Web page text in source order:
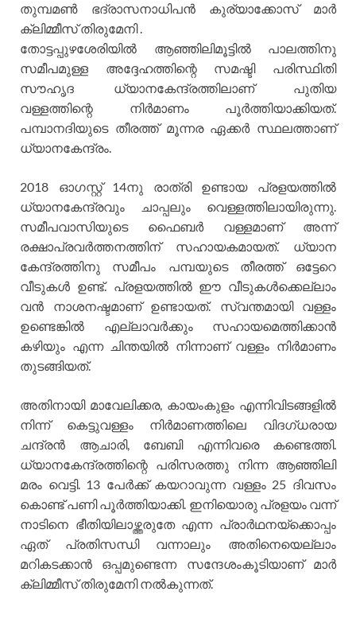
തുമ്പമൺ ഭദ്രാസനാധിപൻ കുര്യാക്കോസ് മാർ
ക്ലിമ്മീസ് തിരുമേനി .
തോട്ടപ്പുഴശേരിയിൽ ആഞ്ഞിലിമൂട്ടിൽ പാലത്തിനു
സമീപമുള്ള അദ്ദേഹത്തിന്റെ സമഷ്ടി പരിസ്ഥിതി
സൗഹൃദ ധ്യാനകേന്ദ്രത്തിലാണ് പുതിയ
വള്ളത്തിന്റെ നിർമാണം പൂർത്തിയാക്കിയത്.
പമ്പാനദിയുടെ തീരത്ത് മൂന്നര ഏക്കർ സ്ഥലത്താണ്
ധ്യാനകേന്ദ്രം.
2018 ഓഗസ്റ്റ് 14നു രാത്രി ഉണ്ടായ പ്രളയത്തിൽ
ധ്യാനകേന്ദ്രവും ചാപ്പലും വെള്ളത്തിലായിരുന്നു.
സമീപവാസിയുടെ ഫൈബർ വള്ളമാണ് അന്ന്
രക്ഷാപ്രവർത്തനത്തിന് സഹായകമായത്. ധ്യാന
കേന്ദ്രത്തിനു സമീപം പമ്പയുടെ തീരത്ത് ഒട്ടേറെ
വീടുകൾ ഉണ്ട്. പ്രളയത്തിൽ ഈ വീടുകൾക്കെല്ലാം
വൻ നാശനഷ്ടമാണ് ഉണ്ടായത്. സ്വന്തമായി വള്ളം
ഉണ്ടെങ്കിൽ എല്ലാവർക്കും സഹായമെത്തിക്കാൻ
കഴിയും എന്ന ചിന്തയിൽ നിന്നാണ് വള്ളം നിർമാണം
തുടങ്ങിയത്.
അതിനായി മാവേലിക്കര, കായംകുളം എന്നിവിടങ്ങളിൽ
നിന്ന് കെട്ടുവള്ളം നിർമാണത്തിലെ വിദഗ്ധരായ
ചന്ദ്രൻ ആചാരി, ബേബി എന്നിവരെ കണ്ടെത്തി.
ധ്യാനകേന്ദ്രത്തിന്റെ പരിസരത്തു നിന്ന ആഞ്ഞിലി
മരം വെട്ടി. 13 പേർക്ക് കയറാവുന്ന വള്ളം 25 ദിവസം
കൊണ്ട് പണി പൂർത്തിയാക്കി. ഇനിയൊരു പ്രളയം വന്ന്
നാ‌ടിനെ ഭീതിയിലാഴ്ത്തരുതേ എന്ന പ്രാർഥനയ്ക്കൊപ്പം
ഏത് പ്രതിസന്ധി വന്നാലും അതിനെയെല്ലാം
മറിക‌ടക്കാൻ ഒപ്പമുണ്ടെന്ന സന്ദേശംകൂടിയാണ് മാർ
ക്ലിമ്മീസ് തിരുമേനി നൽകുന്നത്.